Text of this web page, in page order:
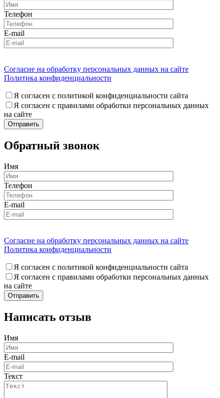
Телефон
E-mail
Согласие на обработку персональных данных на сайте
Политика конфиденциальности
Я согласен с политикой конфиденциальности сайта
Я согласен с правилами обработки персональных данных
на сайте
Обратный звонок
Имя
Телефон
E-mail
Согласие на обработку персональных данных на сайте
Политика конфиденциальности
Я согласен с политикой конфиденциальности сайта
Я согласен с правилами обработки персональных данных
на сайте
Написать отзыв
Имя
E-mail
Текст